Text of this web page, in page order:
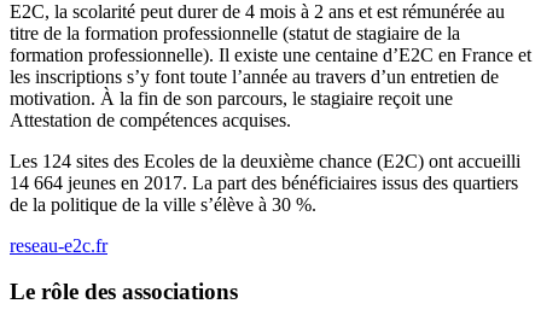
E2C, la scolarité peut durer de 4 mois à 2 ans et est rémunérée au
titre de la formation professionnelle (statut de stagiaire de la
formation professionnelle). Il existe une centaine d’E2C en France et
les inscriptions s’y font toute l’année au travers d’un entretien de
motivation. À la fin de son parcours, le stagiaire reçoit une
Attestation de compétences acquises.
Les 124 sites des Ecoles de la deuxième chance (E2C) ont accueilli
14 664 jeunes en 2017. La part des bénéficiaires issus des quartiers
de la politique de la ville s’élève à 30 %.
reseau-e2c.fr
Le rôle des associations